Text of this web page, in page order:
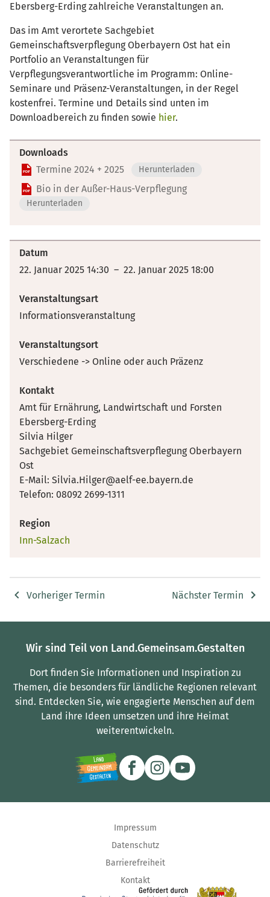
Ebersberg-Erding zahlreiche Veranstaltungen an.
Das im Amt verortete Sachgebiet
Gemeinschaftsverpflegung Oberbayern Ost hat ein
Portfolio an Veranstaltungen für
Verpflegungsverantwortliche im Programm: Online-
Seminare und Präsenz-Veranstaltungen, in der Regel
kostenfrei. Termine und Details sind unten im
Downloadbereich zu finden sowie hier.
Downloads
Termine 2024 + 2025
Herunterladen
Bio in der Außer-Haus-Verpflegung
Herunterladen
Datum
22. Januar 2025 14:30 – 22. Januar 2025 18:00
Veranstaltungsart
Informationsveranstaltung
Veranstaltungsort
Verschiedene -> Online oder auch Präzenz
Kontakt
Amt für Ernährung, Landwirtschaft und Forsten
Ebersberg-Erding
Silvia Hilger
Sachgebiet Gemeinschaftsverpflegung Oberbayern
Ost
E-Mail: Silvia.Hilger@aelf-ee.bayern.de
Telefon: 08092 2699-1311
Region
Inn-Salzach
Vorheriger Termin Nächster Termin
Wir sind Teil von Land.Gemeinsam.Gestalten
Dort finden Sie Informationen und Inspiration zu
Themen, die besonders für ländliche Regionen relevant
sind. Entdecken Sie, wie engagierte Menschen auf dem
Land ihre Ideen umsetzen und ihre Heimat
weiterentwickeln.
Impressum
Datenschutz
Barrierefreiheit
Kontakt